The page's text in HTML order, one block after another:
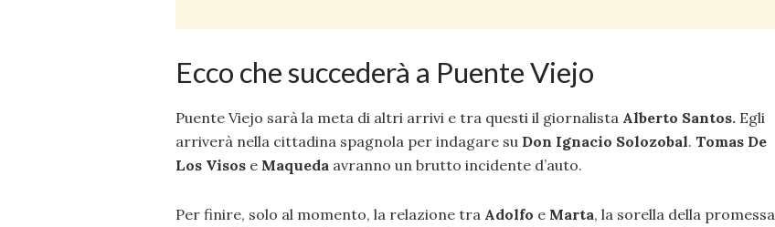
Ecco che succederà a Puente Viejo
Puente Viejo sarà la meta di altri arrivi e tra questi il giornalista Alberto Santos. Egli
arriverà nella cittadina spagnola per indagare su Don Ignacio Solozobal. Tomas De
Los Visos e Maqueda avranno un brutto incidente d’auto.
Per finire, solo al momento, la relazione tra Adolfo e Marta, la sorella della promessa